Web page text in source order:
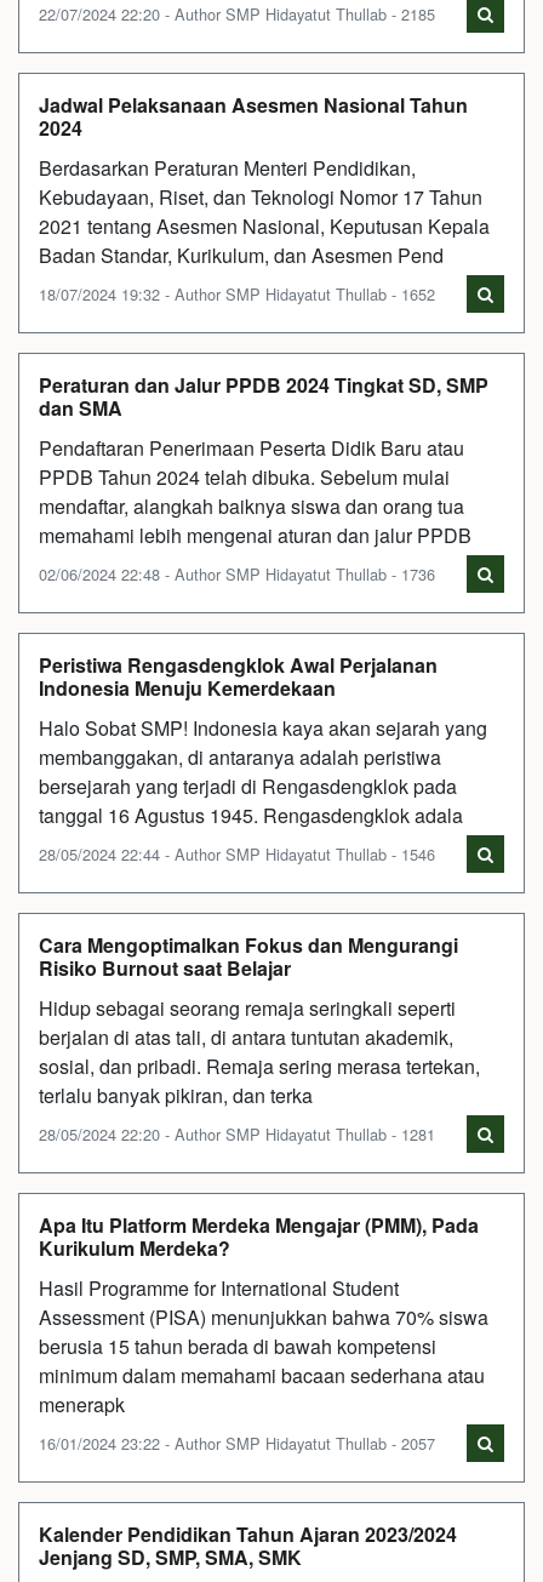
22/07/2024 22:20 - Author SMP Hidayatut Thullab - 2185
Jadwal Pelaksanaan Asesmen Nasional Tahun
2024
Berdasarkan Peraturan Menteri Pendidikan,
Kebudayaan, Riset, dan Teknologi Nomor 17 Tahun
2021 tentang Asesmen Nasional, Keputusan Kepala
Badan Standar, Kurikulum, dan Asesmen Pend
18/07/2024 19:32 - Author SMP Hidayatut Thullab - 1652
Peraturan dan Jalur PPDB 2024 Tingkat SD, SMP
dan SMA
Pendaftaran Penerimaan Peserta Didik Baru atau
PPDB Tahun 2024 telah dibuka. Sebelum mulai
mendaftar, alangkah baiknya siswa dan orang tua
memahami lebih mengenai aturan dan jalur PPDB
02/06/2024 22:48 - Author SMP Hidayatut Thullab - 1736
Peristiwa Rengasdengklok Awal Perjalanan
Indonesia Menuju Kemerdekaan
Halo Sobat SMP! Indonesia kaya akan sejarah yang
membanggakan, di antaranya adalah peristiwa
bersejarah yang terjadi di Rengasdengklok pada
tanggal 16 Agustus 1945. Rengasdengklok adala
28/05/2024 22:44 - Author SMP Hidayatut Thullab - 1546
Cara Mengoptimalkan Fokus dan Mengurangi
Risiko Burnout saat Belajar
Hidup sebagai seorang remaja seringkali seperti
berjalan di atas tali, di antara tuntutan akademik,
sosial, dan pribadi. Remaja sering merasa tertekan,
terlalu banyak pikiran, dan terka
28/05/2024 22:20 - Author SMP Hidayatut Thullab - 1281
Apa Itu Platform Merdeka Mengajar (PMM), Pada
Kurikulum Merdeka?
Hasil Programme for International Student
Assessment (PISA) menunjukkan bahwa 70% siswa
berusia 15 tahun berada di bawah kompetensi
minimum dalam memahami bacaan sederhana atau
menerapk
16/01/2024 23:22 - Author SMP Hidayatut Thullab - 2057
Kalender Pendidikan Tahun Ajaran 2023/2024
Jenjang SD, SMP, SMA, SMK